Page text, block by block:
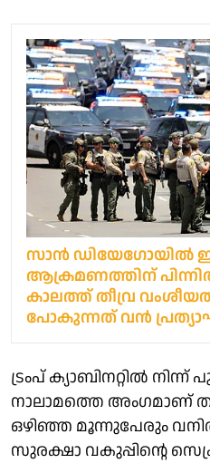
സാൻ ഡിയേഗോയിൽ
ആക്രമണത്തിന്
കാലത്ത് തീവ്ര
പോകുന്നത് വന്‍
ട്രംപ് ക്യാബിനറ്റിൽ
നാലാമത്തെ അംഗമാണ്
ഒഴിഞ്ഞ മൂന്നുപേരും
സുരക്ഷാ വകുപ്പിന്റെ